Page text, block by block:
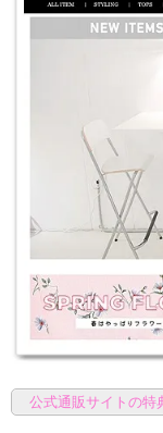
公式通販サイトの特